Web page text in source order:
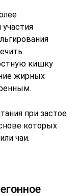
кишку
жирных
при застое
которых
чаи.